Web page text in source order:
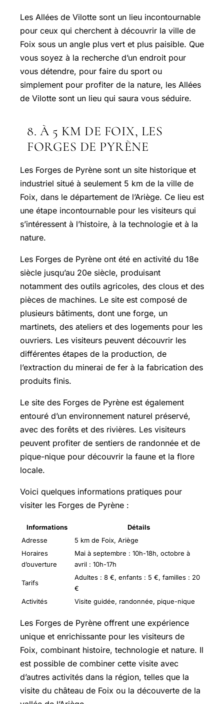
Les Allées de Vilotte sont un lieu incontournable
pour ceux qui cherchent à découvrir la ville de
Foix sous un angle plus vert et plus paisible. Que
vous soyez à la recherche d’un endroit pour
vous détendre, pour faire du sport ou
simplement pour profiter de la nature, les Allées
de Vilotte sont un lieu qui saura vous séduire.
8. À 5 KM DE FOIX, LES
FORGES DE PYRÈNE
Les Forges de Pyrène sont un site historique et
industriel situé à seulement 5 km de la ville de
Foix, dans le département de l’Ariège. Ce lieu est
une étape incontournable pour les visiteurs qui
s’intéressent à l’histoire, à la technologie et à la
nature.
Les Forges de Pyrène ont été en activité du 18e
siècle jusqu’au 20e siècle, produisant
notamment des outils agricoles, des clous et des
pièces de machines. Le site est composé de
plusieurs bâtiments, dont une forge, un
martinets, des ateliers et des logements pour les
ouvriers. Les visiteurs peuvent découvrir les
différentes étapes de la production, de
l’extraction du minerai de fer à la fabrication des
produits finis.
Le site des Forges de Pyrène est également
entouré d’un environnement naturel préservé,
avec des forêts et des rivières. Les visiteurs
peuvent profiter de sentiers de randonnée et de
pique-nique pour découvrir la faune et la flore
locale.
Voici quelques informations pratiques pour
visiter les Forges de Pyrène :
Informations
Détails
Adresse
5 km de Foix, Ariège
Horaires
d’ouverture
Mai à septembre : 10h-18h, octobre à
avril : 10h-17h
Tarifs
Adultes : 8 €, enfants : 5 €, familles : 20
€
Activités
Visite guidée, randonnée, pique-nique
Les Forges de Pyrène offrent une expérience
unique et enrichissante pour les visiteurs de
Foix, combinant histoire, technologie et nature. Il
est possible de combiner cette visite avec
d’autres activités dans la région, telles que la
visite du château de Foix ou la découverte de la